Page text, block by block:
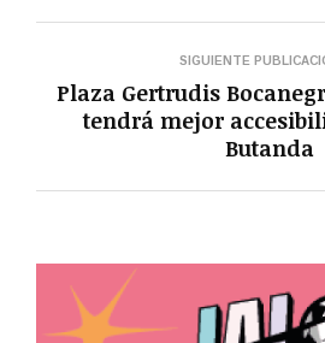
SIGUIENTE
Plaza Gertrudis
tendrá mejor
Butanda